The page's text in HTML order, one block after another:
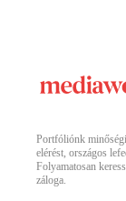
Portfóliónk
elérést, országos
Folyamatosan
záloga.